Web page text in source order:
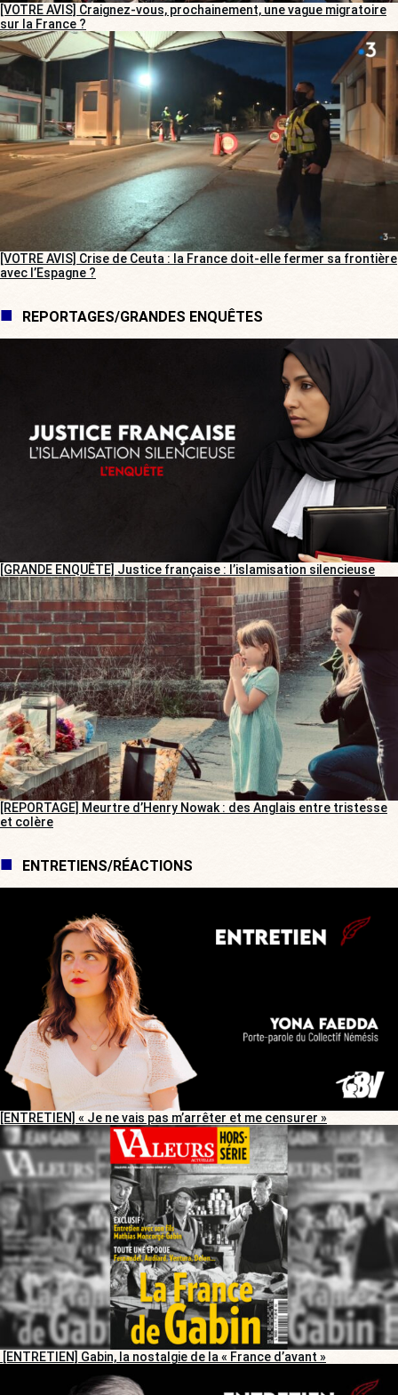
[VOTRE AVIS] Craignez-vous, prochainement, une vague migratoire
sur la France ?
[VOTRE AVIS] Crise de Ceuta : la France doit-elle fermer sa frontière
avec l’Espagne ?
REPORTAGES/GRANDES ENQUÊTES
[GRANDE ENQUÊTE] Justice française : l’islamisation silencieuse
[REPORTAGE] Meurtre d’Henry Nowak : des Anglais entre tristesse
et colère
ENTRETIENS/RÉACTIONS
[ENTRETIEN] « Je ne vais pas m’arrêter et me censurer »
[ENTRETIEN] Gabin, la nostalgie de la « France d’avant »